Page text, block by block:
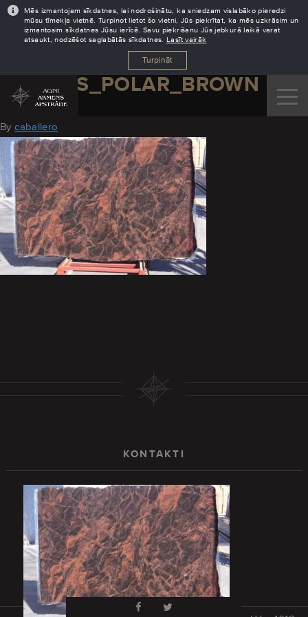
Mēs izmantojam sīkdatnes, lai nodrošinātu, ka sniedzam vislabāko pieredzi
mūsu tīmekļa vietnē. Turpinot lietot šo vietni, Jūs piekrītat, ka mēs uzkrāsim un
izmantosim sīkdatnes Jūsu ierīcē. Savu piekrišanu Jūs jebkurā laikā varat
atsaukt, nodzēšot saglabātās sīkdatnes. Lasīt vairāk
Turpināt
GRANITS_POLAR_BROWN
August 19, 2016
Bycaballero
KONTAKTI